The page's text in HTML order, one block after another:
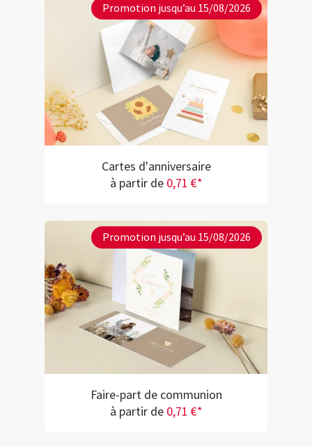
Promotion jusqu’au 15/08/2026
Cartes d'anniversaire
à partir de 0,71 €*
Promotion jusqu’au 15/08/2026
Faire-part de communion
à partir de 0,71 €*